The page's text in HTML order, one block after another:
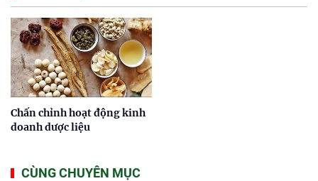
Chấn chỉnh hoạt động kinh
doanh dược liệu
CÙNG CHUYÊN MỤC